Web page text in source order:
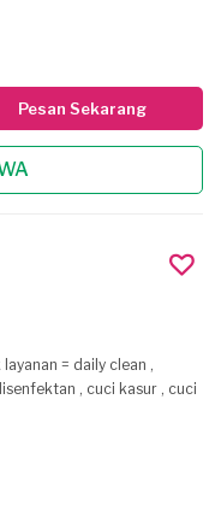
Pesan Sekarang
= daily clean ,
, cuci kasur , cuci